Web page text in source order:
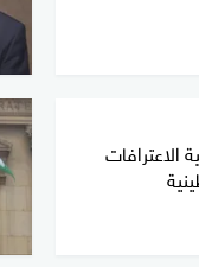
الاعترافات